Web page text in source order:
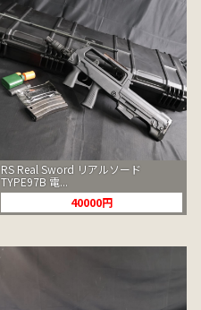
RS Real Sword リアルソード
TYPE97B 電...
40000円